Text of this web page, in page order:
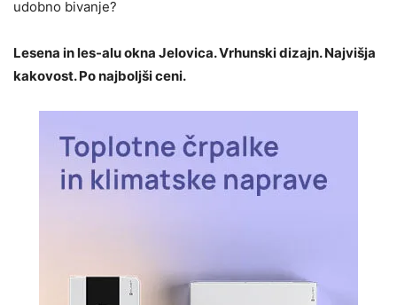
udobno bivanje?
Lesena in les-alu okna Jelovica. Vrhunski dizajn. Najvišja
kakovost. Po najboljši ceni.